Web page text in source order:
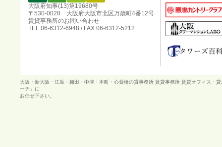
大阪府知事(13)第19680号
〒530-0028 大阪府大阪市北区万歳町4番12号
賃貸事務所のお問い合わせ
TEL 06-6312-6948 / FAX 06-6312-5212
大阪・新大阪・江坂・梅田・中津・本町・心斎橋の貸事務所 賃貸事務所 賃貸オフィス・
ーチ」に
お任せ下さい。